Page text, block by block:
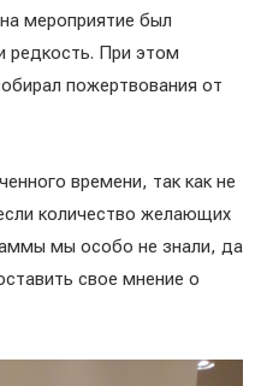
мероприятие был
редкость. При этом
пожертвования от
времени, так как не
количество желающих
мы особо не знали, да
свое мнение о